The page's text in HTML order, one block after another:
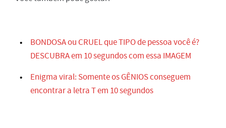
BONDOSA ou CRUEL que TIPO de pessoa você é?
DESCUBRA em 10 segundos com essa IMAGEM
Enigma viral: Somente os GÊNIOS conseguem
encontrar a letra T em 10 segundos